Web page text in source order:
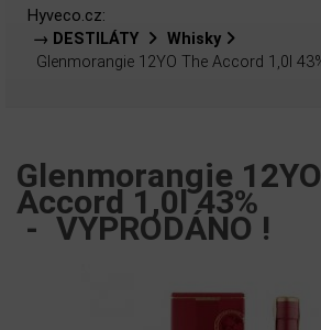
Hyveco.cz:
→ DESTILÁTY
Whisky
Glenmorangie 12YO The Accord 1,0l
Glenmorangie
Accord 1,0l 43%
- VYPRODÁNO !